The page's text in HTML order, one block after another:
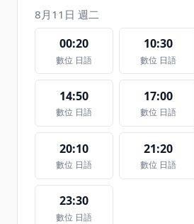
8月11日 週二
00:20
數位 日語
10:30
數位 日語
14:50
數位 日語
17:00
數位 日語
20:10
數位 日語
21:20
數位 日語
23:30
數位 日語